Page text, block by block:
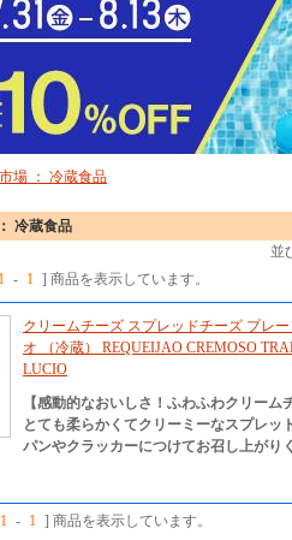
場 ： 冷蔵食品
冷蔵食品
並
1 - 1 ] 商品を表示しています。
クリームチーズ スプレッドチーズ プレー
オ （冷蔵） REQUEIJAO CREMOSO
LUCIO
【感動的なおいしさ！ふわふわクリーム
とても柔らかくてクリーミーなスプレッ
パンやクラッカーにつけてお召し上がり
1 - 1 ] 商品を表示しています。